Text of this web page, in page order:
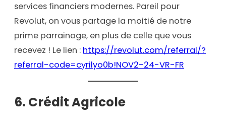
services financiers modernes. Pareil pour
Revolut, on vous partage la moitié de notre
prime parrainage, en plus de celle que vous
recevez ! Le lien : https://revolut.com/referral/?
referral-code=cyrilyo0b!NOV2-24-VR-FR
6. Crédit Agricole